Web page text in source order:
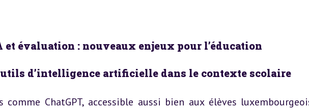
et évaluation : nouveaux enjeux pour l’éducation
d’intelligence artificielle dans le contexte scolaire
comme ChatGPT, accessible aussi bien aux élèves